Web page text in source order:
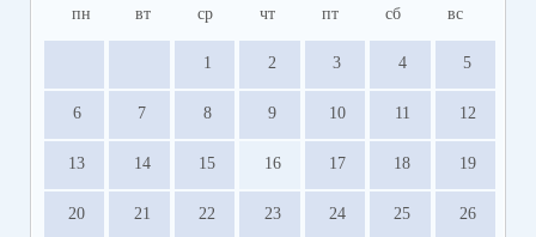
пн вт ср чт пт сб вс
1 2 3 4 5
6 7 8 9 10 11 12
13 14 15 16 17 18 19
20 21 22 23 24 25 26